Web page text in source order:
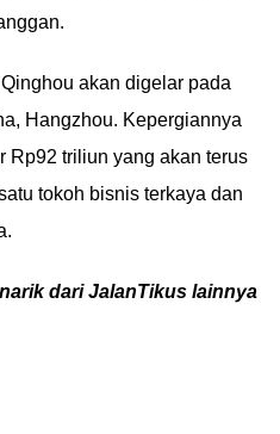
akan digelar pada
Hangzhou. Kepergiannya
Rp92 triliun yang akan terus
tokoh bisnis terkaya dan
dari JalanTikus lainnya